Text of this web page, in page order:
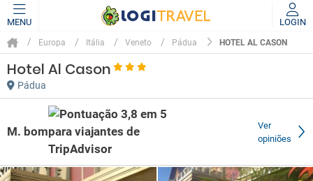
MENU LOGIN
Europa Itália Veneto Pádua HOTEL AL CASON
Hotel Al Cason
Pádua
M. bom
Ver
opiniões